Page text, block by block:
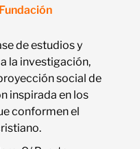
de estudios y
la investigación,
social de
inspirada en los
conformen el